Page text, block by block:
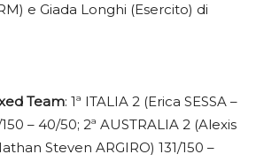
e Giada Longhi (Esercito) di
Team: 1ª ITALIA 2 (Erica SESSA –
– 40/50; 2ª AUSTRALIA 2 (Alexis
Steven ARGIRO) 131/150 –